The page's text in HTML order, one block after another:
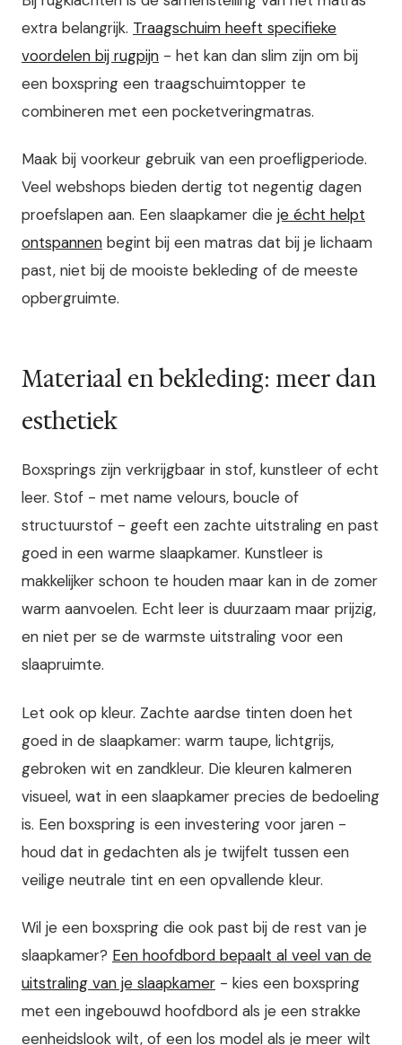
extra belangrijk. Traagschuim heeft specifieke
voordelen bij rugpijn - het kan dan slim zijn om bij
een boxspring een traagschuimtopper te
combineren met een pocketveringmatras.
Maak bij voorkeur gebruik van een proefligperiode.
Veel webshops bieden dertig tot negentig dagen
proefslapen aan. Een slaapkamer die je écht helpt
ontspannen begint bij een matras dat bij je lichaam
past, niet bij de mooiste bekleding of de meeste
opbergruimte.
Materiaal en bekleding: meer dan
esthetiek
Boxsprings zijn verkrijgbaar in stof, kunstleer of echt
leer. Stof - met name velours, boucle of
structuurstof - geeft een zachte uitstraling en past
goed in een warme slaapkamer. Kunstleer is
makkelijker schoon te houden maar kan in de zomer
warm aanvoelen. Echt leer is duurzaam maar prijzig,
en niet per se de warmste uitstraling voor een
slaapruimte.
Let ook op kleur. Zachte aardse tinten doen het
goed in de slaapkamer: warm taupe, lichtgrijs,
gebroken wit en zandkleur. Die kleuren kalmeren
visueel, wat in een slaapkamer precies de bedoeling
is. Een boxspring is een investering voor jaren -
houd dat in gedachten als je twijfelt tussen een
veilige neutrale tint en een opvallende kleur.
Wil je een boxspring die ook past bij de rest van je
slaapkamer? Een hoofdbord bepaalt al veel van de
uitstraling van je slaapkamer - kies een boxspring
met een ingebouwd hoofdbord als je een strakke
eenheidslook wilt, of een los model als je meer wilt